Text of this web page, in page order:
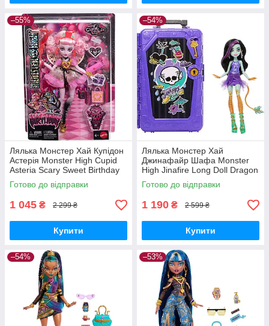
–55%
Лялька Монстер Хай Купідон
Астерія Monster High Cupid
Asteria Scary Sweet Birthday
Doll JBG77 Mattel Оригінал
Готово до відправки
1 045 ₴ 2 299 ₴
Купити
–54%
Лялька Монстер Хай
Джинафайр Шафа Monster
High Jinafire Long Doll Dragon
G3 JDR52 Gore-geous Oasis
Mattel Оригінал
Готово до відправки
1 190 ₴ 2 599 ₴
Купити
–54% –53%